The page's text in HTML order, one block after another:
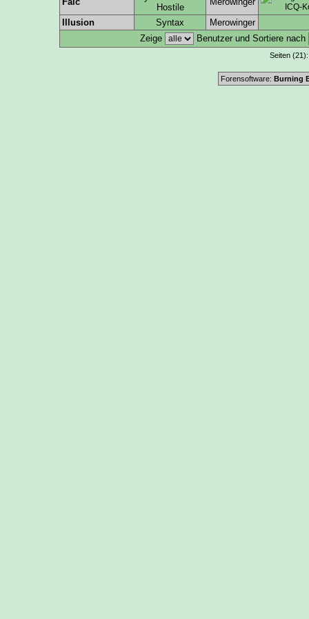
Hostile
Illusion
Syntax
Merowinger
Zeige
Benutzer und Sortiere nach
Seiten
Forensoftware: Burning